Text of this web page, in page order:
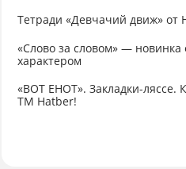
Тетради «Девчачий движ» от
«Слово за словом» — новинка
характером
«ВОТ ЕНОТ». Закладки-ляссе.
ТМ Hatber!